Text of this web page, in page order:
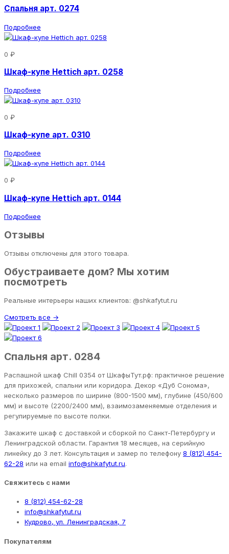
Спальня арт. 0274
Подробнее
0 ₽
Шкаф-купе Hettich арт. 0258
Подробнее
0 ₽
Шкаф-купе арт. 0310
Подробнее
0 ₽
Шкаф-купе Hettich арт. 0144
Подробнее
Отзывы
Отзывы отключены для этого товара.
Обустраиваете дом? Мы хотим
посмотреть
Реальные интерьеры наших клиентов: @shkafytut.ru
Смотреть все →
Спальня арт. 0284
Распашной шкаф Chill 0354 от ШкафыТут.рф: практичное решение
для прихожей, спальни или коридора. Декор «Дуб Сонома»,
несколько размеров по ширине (800-1500 мм), глубине (450/600
мм) и высоте (2200/2400 мм), взаимозаменяемые отделения и
регулируемые по высоте полки.
Закажите шкаф с доставкой и сборкой по Санкт-Петербургу и
Ленинградской области. Гарантия 18 месяцев, на серийную
линейку до 3 лет. Консультация и замер по телефону 8 (812) 454-
62-28 или на email info@shkafytut.ru.
Свяжитесь с нами
8 (812) 454-62-28
info@shkafytut.ru
Кудрово, ул. Ленинградская, 7
Покупателям